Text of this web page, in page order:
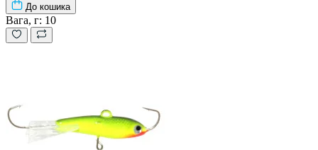
До кошика
Вага, г: 10